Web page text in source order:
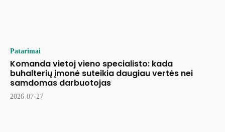
Patarimai
Komanda vietoj vieno specialisto: kada
buhalterių įmonė suteikia daugiau vertės nei
samdomas darbuotojas
2026-07-27